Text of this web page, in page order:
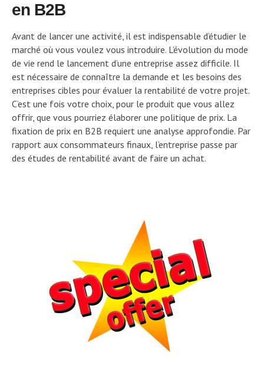
en B2B
Avant de lancer une activité, il est indispensable d’étudier le
marché où vous voulez vous introduire. L’évolution du mode
de vie rend le lancement d’une entreprise assez difficile. Il
est nécessaire de connaître la demande et les besoins des
entreprises cibles pour évaluer la rentabilité de votre projet.
C’est une fois votre choix, pour le produit que vous allez
offrir, que vous pourriez élaborer une politique de prix. La
fixation de prix en B2B requiert une analyse approfondie. Par
rapport aux consommateurs finaux, l’entreprise passe par
des études de rentabilité avant de faire un achat.